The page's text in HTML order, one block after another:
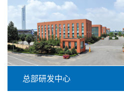
总部研发中心